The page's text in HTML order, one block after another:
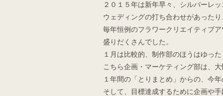
２０１５年は新年早々、シルバーレッ
ウェディングの打ち合わせがあったり
毎年恒例のフラワークリエイティブ
盛りだくさんでした。
１月は比較的、制作部のほうはゆった
こちら企画・マーケティング部は、大
１年間の「とりまとめ」からの、今年
そして、目標達成するために企画や